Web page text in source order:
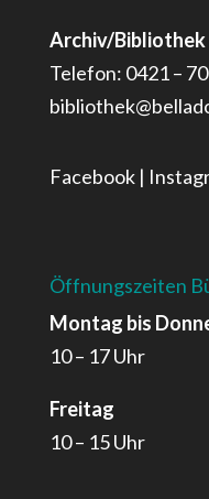
Archiv/Bibliothek
Telefon: 0421 –
Facebook|
Öffnungszeiten
Montag bis
10 – 17 Uhr
Freitag
10 – 15 Uhr